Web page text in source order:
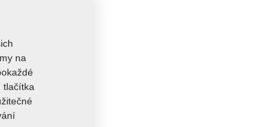
na
tlačítka